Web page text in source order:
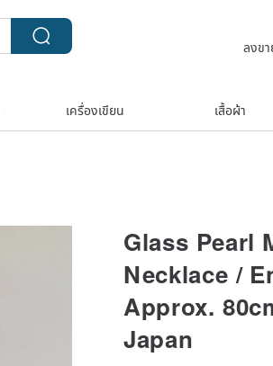
ลงข
เครื่องเขียน เสื้อผ้า
Glass Pearl
Necklace /
Approx.
Japan